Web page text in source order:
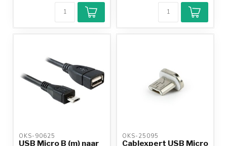
9,2/10
Achteraf
betalen mogelijk
OKS-90625
USB Micro B (m) naar
OKS-25095
Cablexpert USB Micro